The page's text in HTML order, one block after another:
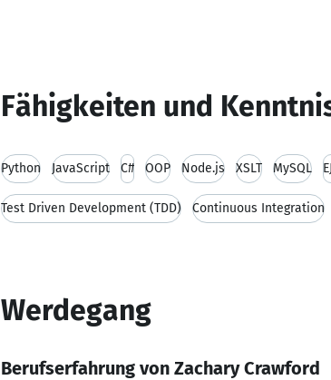
Fähigkeiten und
Python JavaScript C# OOP Node.js XSLT MySQL
Test Driven Development (TDD) Continuous Integration
Werdegang
Berufserfahrung von Zachary Crawford